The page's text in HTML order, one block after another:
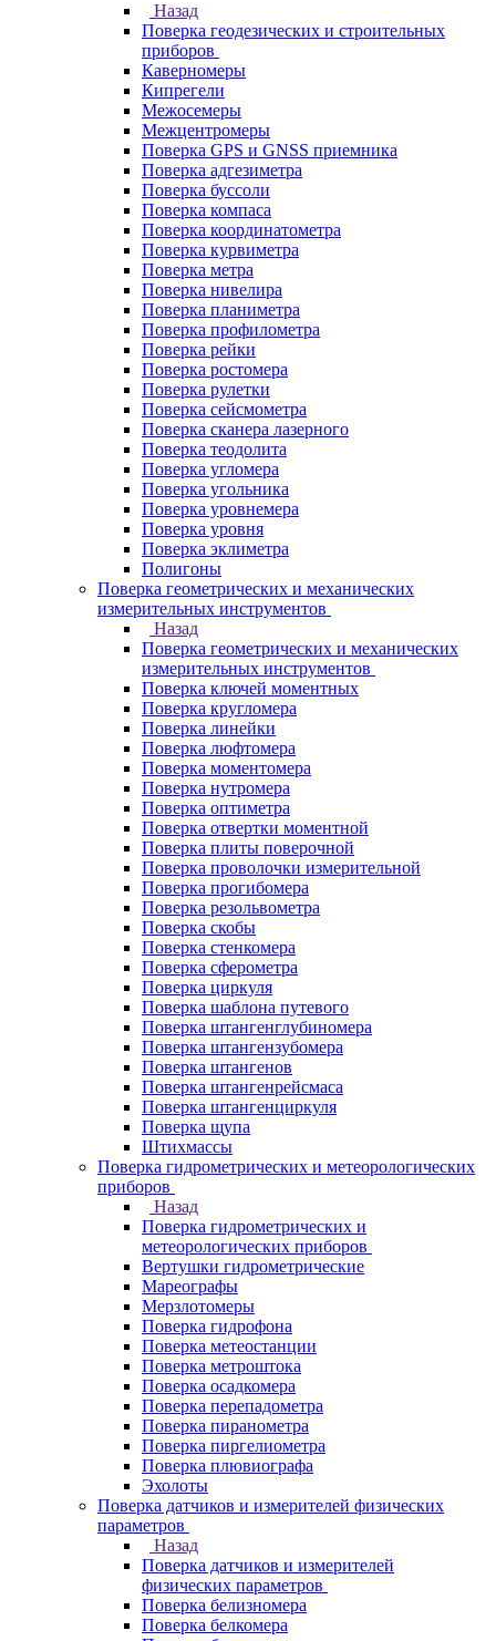
Назад
Поверка геодезических и строительных
приборов
Каверномеры
Кипрегели
Межосемеры
Межцентромеры
Поверка GPS и GNSS приемника
Поверка адгезиметра
Поверка буссоли
Поверка компаса
Поверка координатометра
Поверка курвиметра
Поверка метра
Поверка нивелира
Поверка планиметра
Поверка профилометра
Поверка рейки
Поверка ростомера
Поверка рулетки
Поверка сейсмометра
Поверка сканера лазерного
Поверка теодолита
Поверка угломера
Поверка угольника
Поверка уровнемера
Поверка уровня
Поверка эклиметра
Полигоны
Поверка геометрических и механических
измерительных инструментов
Назад
Поверка геометрических и механических
измерительных инструментов
Поверка ключей моментных
Поверка кругломера
Поверка линейки
Поверка люфтомера
Поверка моментомера
Поверка нутромера
Поверка оптиметра
Поверка отвертки моментной
Поверка плиты поверочной
Поверка проволочки измерительной
Поверка прогибомера
Поверка резольвометра
Поверка скобы
Поверка стенкомера
Поверка сферометра
Поверка циркуля
Поверка шаблона путевого
Поверка штангенглубиномера
Поверка штангензубомера
Поверка штангенов
Поверка штангенрейсмаса
Поверка штангенциркуля
Поверка щупа
Штихмассы
Поверка гидрометрических и метеорологических
приборов
Назад
Поверка гидрометрических и
метеорологических приборов
Вертушки гидрометрические
Мареографы
Мерзлотомеры
Поверка гидрофона
Поверка метеостанции
Поверка метроштока
Поверка осадкомера
Поверка перепадометра
Поверка пиранометра
Поверка пиргелиометра
Поверка плювиографа
Эхолоты
Поверка датчиков и измерителей физических
параметров
Назад
Поверка датчиков и измерителей
физических параметров
Поверка белизномера
Поверка белкомера